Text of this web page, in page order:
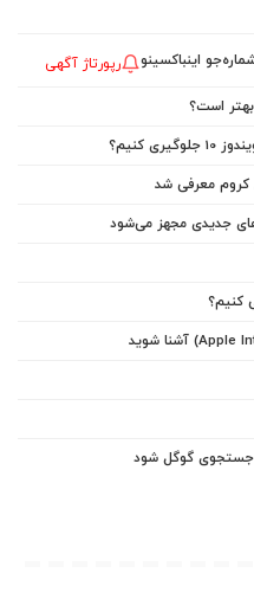
اینباکسینو رپورتاژ آگهی
جدیدی مجهز می‌شود
کنیم؟
جستجوی گوگل شود